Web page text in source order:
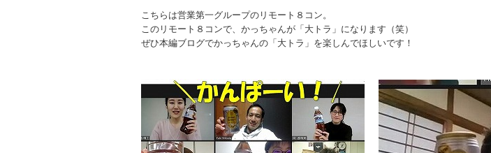
こちらは営業第一グループのリモート８コン。
このリモート８コンで、かっちゃんが「大トラ」になります（笑）
ぜひ本編ブログでかっちゃんの「大トラ」を楽しんでほしいです！